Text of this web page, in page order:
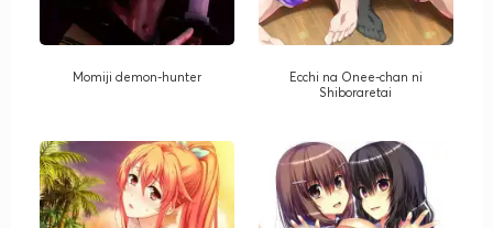
Momiji demon-hunter
Ecchi na Onee-chan ni
Shiboraretai